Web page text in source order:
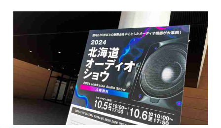
#AdPower Solutions(アドパワーソリューション
ズ)
#AUDIA(オーディア) #Aurender(オーレンダー)
#Audio-Technica(オーディオテクニカ)
#ALBEDO(アルベド)
#Avantgarde(アヴァンギャルド)